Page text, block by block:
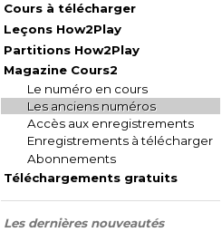
Cours à télécharger
Leçons How2Play
Partitions How2Play
Magazine Cours2
Le numéro en cours
Les anciens numéros
Accès aux enregistrements
Enregistrements à télécharger
Abonnements
Téléchargements gratuits
Les dernières nouveautés